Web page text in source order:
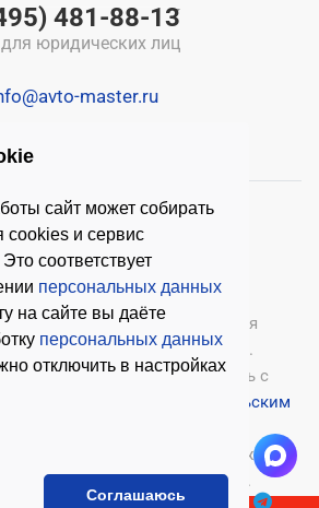
сайт может собирать
cookies и сервис
соответствует
персональных данных
на сайте вы даёте
персональных данных
отключить в настройках
Соглашаюсь
481-88-13
для юридических лиц
master.ru
— оборудование для
шиномонтажное оборудование.
на нашем сайте, ознакомьтесь с
Пользовательским
с этого сайта возможно
согласия владельцев.